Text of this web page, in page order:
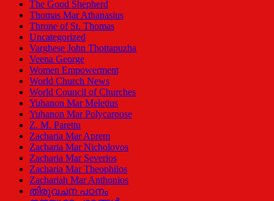
The Good Shepherd
Thomas Mar Athanasius
Throne of St. Thomas
Uncategorized
Varghese John Thottapuzha
Veena George
Women Empowerment
World Church News
World Council of Churches
Yuhanon Mar Meletius
Yuhanon Mar Polycarpose
Z. M. Parettu
Zacharia Mar Aprem
Zacharia Mar Nicholovos
Zacharia Mar Severios
Zacharia Mar Theophilos
Zachariah Mar Anthonios
തിരുവചന പഠനം